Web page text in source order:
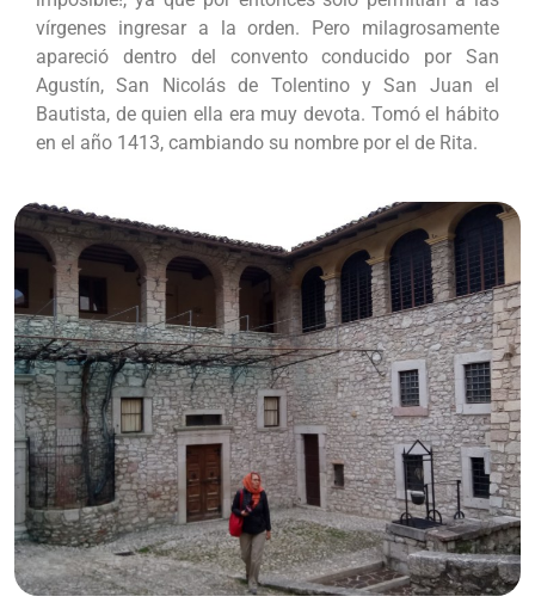
vírgenes ingresar a la orden. Pero milagrosamente
apareció dentro del convento conducido por San
Agustín, San Nicolás de Tolentino y San Juan el
Bautista, de quien ella era muy devota. Tomó el hábito
en el año 1413, cambiando su nombre por el de Rita.